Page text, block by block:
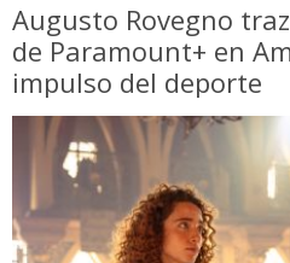
Augusto Rovegno
de Paramount+ en
impulso del deporte